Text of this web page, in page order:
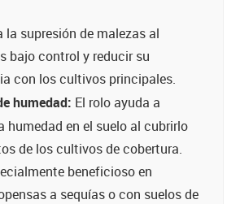
la supresión de malezas al
bajo control y reducir su
con los cultivos principales.
humedad: El rolo ayuda a
humedad en el suelo al cubrirlo
de los cultivos de cobertura.
beneficioso en
a sequías o con suelos de